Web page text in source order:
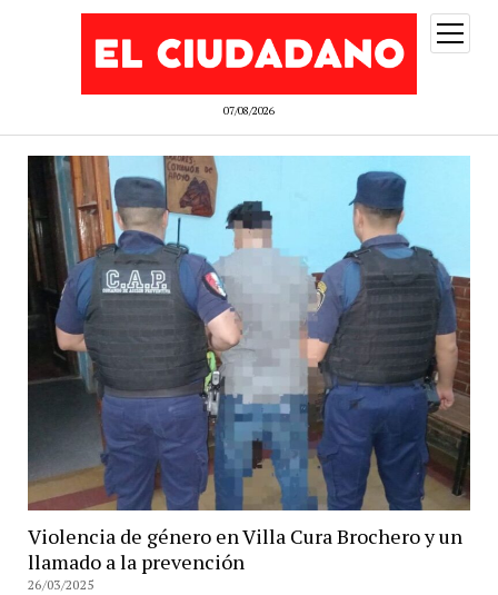
07/08/2026
abrir
menú
Violencia de género en Villa Cura Brochero y un
llamado a la prevención
26/03/2025